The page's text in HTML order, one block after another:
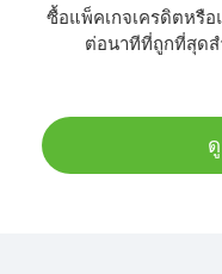
ซื้อแพ็คเกจเครดิตหรือ
ต่อนาทีที่ถูกที่สุดส